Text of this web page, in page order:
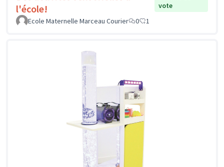
l'école!
vote
Ecole Maternelle Marceau Courier
0 1